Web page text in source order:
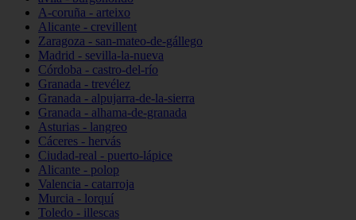
A-coruña - arteixo
Alicante - crevillent
Zaragoza - san-mateo-de-gállego
Madrid - sevilla-la-nueva
Córdoba - castro-del-río
Granada - trevélez
Granada - alpujarra-de-la-sierra
Granada - alhama-de-granada
Asturias - langreo
Cáceres - hervás
Ciudad-real - puerto-lápice
Alicante - polop
Valencia - catarroja
Murcia - lorquí
Toledo - illescas